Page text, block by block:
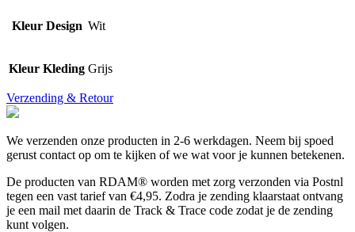
Kleur Design Wit
Kleur Kleding Grijs
Verzending & Retour
We verzenden onze producten in 2-6 werkdagen. Neem bij spoed
gerust contact op om te kijken of we wat voor je kunnen betekenen.
De producten van RDAM® worden met zorg verzonden via Postnl
tegen een vast tarief van €4,95. Zodra je zending klaarstaat ontvang
je een mail met daarin de Track & Trace code zodat je de zending
kunt volgen.